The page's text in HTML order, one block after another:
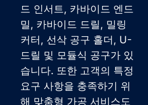
드 인서트, 카바이드 엔드
밀, 카바이드 드릴, 밀링
커터, 선삭 공구 홀더, U-
드릴 및 모듈식 공구가 있
습니다. 또한 고객의 특정
요구 사항을 충족하기 위
해 맞춤형 가공 서비스도